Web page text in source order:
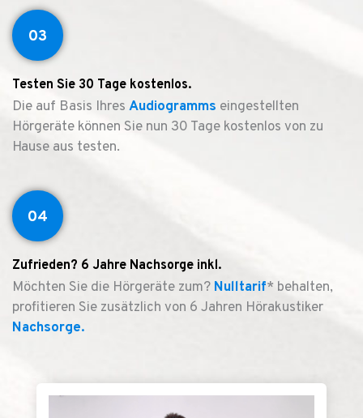
03
Testen Sie 30 Tage kostenlos.
Die auf Basis Ihres Audiogramms eingestellten
Hörgeräte können Sie nun 30 Tage kostenlos von zu
Hause aus testen.
04
Zufrieden? 6 Jahre Nachsorge inkl.
Möchten Sie die Hörgeräte zum? Nulltarif* behalten,
profitieren Sie zusätzlich von 6 Jahren Hörakustiker
Nachsorge.